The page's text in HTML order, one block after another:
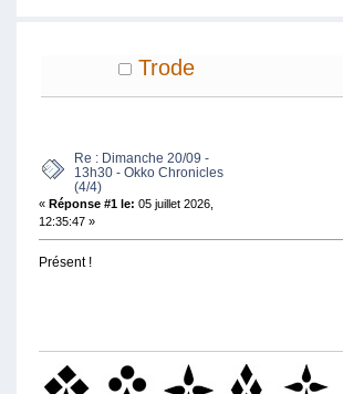
Trode
Re : Dimanche 20/09 -
13h30 - Okko Chronicles
(4/4)
« Réponse #1 le: 05 juillet 2026,
12:35:47 »
Présent !